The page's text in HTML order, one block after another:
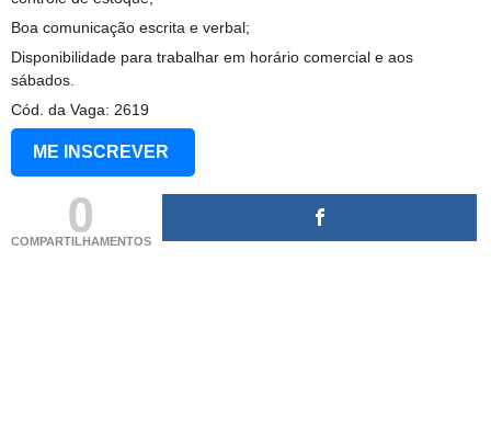
Boa comunicação escrita e verbal;
Disponibilidade para trabalhar em horário comercial e aos
sábados.
Cód. da Vaga: 2619
ME INSCREVER
0
COMPARTILHAMENTOS